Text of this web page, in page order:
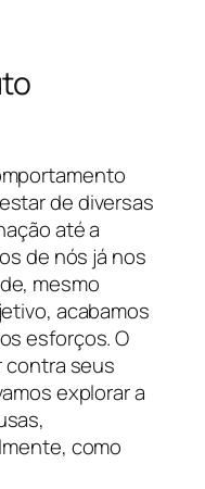
de diversas
até a
de nós já nos
mesmo
acabamos
esforços. O
contra seus
explorar a
como